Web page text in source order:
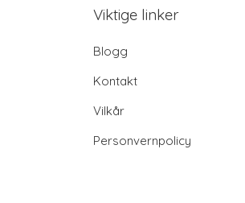
Viktige linker
Blogg
Kontakt
Vilkår
Personvernpolicy